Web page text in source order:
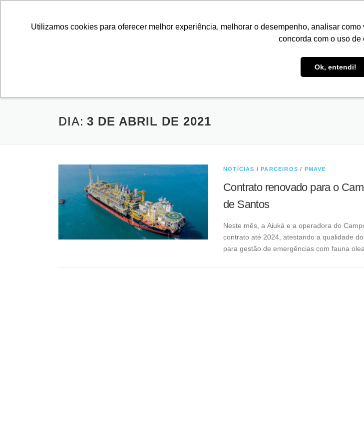
Utilizamos cookies para oferecer melhor experiência, melhorar o desempenho, analisar
concorda com o uso de
Ok, entendi!
O QUE FAZEMOS INSTALAÇÕES
NEWSLETTERS
DIA: 3 DE ABRIL DE 2021
NOTÍCIAS /PARCEIROS / PMAVE
Contrato renovado para o
de Santos
Neste mês, a Aiuká e a operadora do
contrato até 2024, atestando a qualidade
para gestão de emergências com fauna